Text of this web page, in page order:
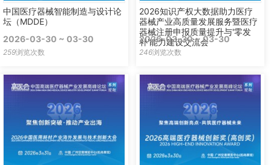
中国医疗器械智能制造与设计论
坛（MDDE）
2026-03-30 ~ 03-30
259浏览次数
2026知识产权大数据助力医疗
器械产业高质量发展服务暨医疗
器械注册申报质量提升与'零发
补'能力建设交流会
2026-03-30 ~ 03-30
246浏览次数